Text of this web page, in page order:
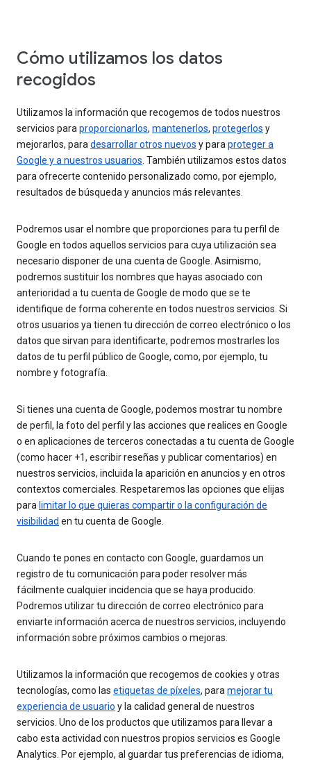
Cómo utilizamos los datos
recogidos
Utilizamos la información que recogemos de todos nuestros
servicios paraproporcionarlos, mantenerlos, protegerlos y
mejorarlos, paradesarrollar otros nuevos y paraproteger a
Google y a nuestros usuarios. También utilizamos estos datos
para ofrecerte contenido personalizado como, por ejemplo,
resultados de búsqueda y anuncios más relevantes.
Podremos usar el nombre que proporciones para tu perfil de
Google en todos aquellos servicios para cuya utilización sea
necesario disponer de una cuenta de Google. Asimismo,
podremos sustituir los nombres que hayas asociado con
anterioridad a tu cuenta de Google de modo que se te
identifique de forma coherente en todos nuestros servicios. Si
otros usuarios ya tienen tu dirección de correo electrónico o los
datos que sirvan para identificarte, podremos mostrarles los
datos de tu perfil público de Google, como, por ejemplo, tu
nombre y fotografía.
Si tienes una cuenta de Google, podemos mostrar tu nombre
de perfil, la foto del perfil y las acciones que realices en Google
o en aplicaciones de terceros conectadas a tu cuenta de Google
(como hacer +1, escribir reseñas y publicar comentarios) en
nuestros servicios, incluida la aparición en anuncios y en otros
contextos comerciales. Respetaremos las opciones que elijas
para limitar lo que quieras compartir o la configuración de
visibilidad en tu cuenta de Google.
Cuando te pones en contacto con Google, guardamos un
registro de tu comunicación para poder resolver más
fácilmente cualquier incidencia que se haya producido.
Podremos utilizar tu dirección de correo electrónico para
enviarte información acerca de nuestros servicios, incluyendo
información sobre próximos cambios o mejoras.
Utilizamos la información que recogemos de cookies y otras
tecnologías, como las etiquetas de píxeles, paramejorar tu
experiencia de usuario y la calidad general de nuestros
servicios. Uno de los productos que utilizamos para llevar a
cabo esta actividad con nuestros propios servicios es Google
Analytics. Por ejemplo, al guardar tus preferencias de idioma,